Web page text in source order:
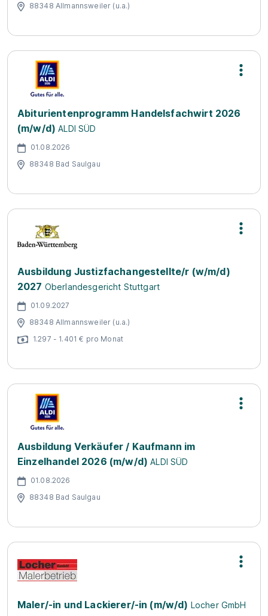
88348 Allmannsweiler (u.a.)
Abiturientenprogramm Handelsfachwirt 2026
(m/w/d) ALDI SÜD
01.08.2026
88348 Bad Saulgau
Ausbildung Justizfachangestellte/r (w/m/d)
2027 Oberlandesgericht Stuttgart
01.09.2027
88348 Allmannsweiler (u.a.)
1.297 - 1.401 € pro Monat
Ausbildung Verkäufer / Kaufmann im
Einzelhandel 2026 (m/w/d) ALDI SÜD
01.08.2026
88348 Bad Saulgau
Maler/-in und Lackierer/-in (m/w/d) Locher GmbH